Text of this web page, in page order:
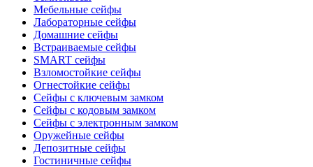
Мебельные сейфы
Лабораторные сейфы
Домашние сейфы
Встраиваемые сейфы
SMART сейфы
Взломостойкие сейфы
Огнестойкие сейфы
Сейфы с ключевым замком
Сейфы с кодовым замком
Сейфы с электронным замком
Оружейные сейфы
Депозитные сейфы
Гостиничные сейфы